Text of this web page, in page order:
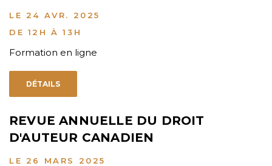
LE 24 AVR. 2025
DE 12H À 13H
Formation en ligne
DÉTAILS
REVUE ANNUELLE DU DROIT
D'AUTEUR CANADIEN
LE 26 MARS 2025